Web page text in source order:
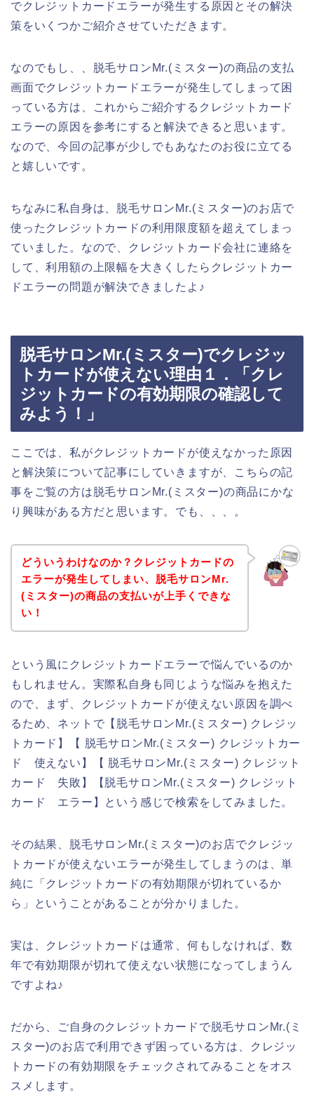
でクレジットカードエラーが発生する原因とその解決
策をいくつかご紹介させていただきます。
なのでもし、、脱毛サロンMr.(ミスター)の商品の支払
画面でクレジットカードエラーが発生してしまって困
っている方は、これからご紹介するクレジットカード
エラーの原因を参考にすると解決できると思います。
なので、今回の記事が少しでもあなたのお役に立てる
と嬉しいです。
ちなみに私自身は、脱毛サロンMr.(ミスター)のお店で
使ったクレジットカードの利用限度額を超えてしまっ
ていました。なので、クレジットカード会社に連絡を
して、利用額の上限幅を大きくしたらクレジットカー
ドエラーの問題が解決できましたよ♪
脱毛サロンMr.(ミスター)でクレジッ
トカードが使えない理由１．「クレ
ジットカードの有効期限の確認して
みよう！」
ここでは、私がクレジットカードが使えなかった原因
と解決策について記事にしていきますが、こちらの記
事をご覧の方は脱毛サロンMr.(ミスター)の商品にかな
り興味がある方だと思います。でも、、、。
どういうわけなのか？クレジットカードの
エラーが発生してしまい、脱毛サロンMr.
(ミスター)の商品の支払いが上手くできな
い！
という風にクレジットカードエラーで悩んでいるのか
もしれません。実際私自身も同じような悩みを抱えた
ので、まず、クレジットカードが使えない原因を調べ
るため、ネットで【脱毛サロンMr.(ミスター) クレジッ
トカード】【 脱毛サロンMr.(ミスター) クレジットカー
ド 使えない】【 脱毛サロンMr.(ミスター) クレジット
カード 失敗】【脱毛サロンMr.(ミスター) クレジット
カード エラー】という感じで検索をしてみました。
その結果、脱毛サロンMr.(ミスター)のお店でクレジッ
トカードが使えないエラーが発生してしまうのは、単
純に「クレジットカードの有効期限が切れているか
ら」ということがあることが分かりました。
実は、クレジットカードは通常、何もしなければ、数
年で有効期限が切れて使えない状態になってしまうん
ですよね♪
だから、ご自身のクレジットカードで脱毛サロンMr.(ミ
スター)のお店で利用できず困っている方は、クレジッ
トカードの有効期限をチェックされてみることをオス
スメします。